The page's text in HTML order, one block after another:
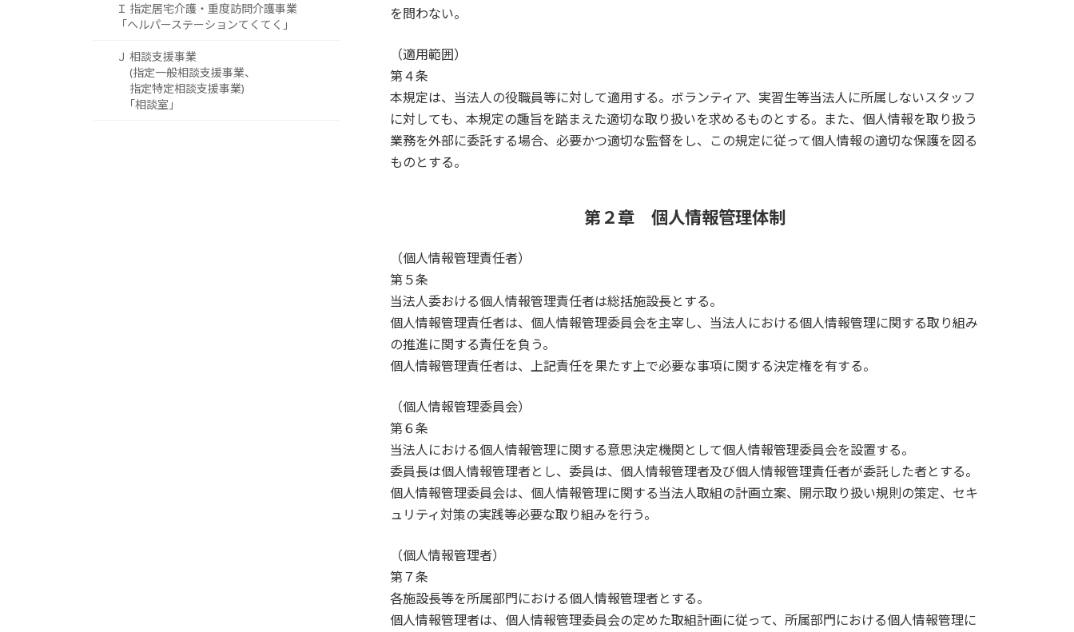
を問わない。
（適用範囲）
第４条
本規定は、当法人の役職員等に対して適用する。ボランティア、実習生等当法人に所属しないスタッフ
に対しても、本規定の趣旨を踏まえた適切な取り扱いを求めるものとする。また、個人情報を取り扱う
業務を外部に委託する場合、必要かつ適切な監督をし、この規定に従って個人情報の適切な保護を図る
ものとする。
第２章 個人情報管理体制
（個人情報管理責任者）
第５条
当法人委おける個人情報管理責任者は総括施設長とする。
個人情報管理責任者は、個人情報管理委員会を主宰し、当法人における個人情報管理に関する取り組み
の推進に関する責任を負う。
個人情報管理責任者は、上記責任を果たす上で必要な事項に関する決定権を有する。
（個人情報管理委員会）
第６条
当法人における個人情報管理に関する意思決定機関として個人情報管理委員会を設置する。
委員長は個人情報管理者とし、委員は、個人情報管理者及び個人情報管理責任者が委託した者とする。
個人情報管理委員会は、個人情報管理に関する当法人取組の計画立案、開示取り扱い規則の策定、セキ
ュリティ対策の実践等必要な取り組みを行う。
（個人情報管理者）
第７条
各施設長等を所属部門における個人情報管理者とする。
個人情報管理者は、個人情報管理委員会の定めた取組計画に従って、所属部門における個人情報管理に
Ｉ 指定居宅介護・重度訪問介護事業
「ヘルパーステーションてくてく」
Ｊ 相談支援事業
(指定一般相談支援事業、
指定特定相談支援事業)
｢相談室｣